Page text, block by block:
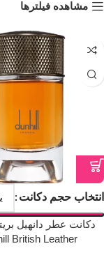
مشاهده فیلترها
انتخاب حجم دکانت
دکانت عطر دانهیل
British Leather